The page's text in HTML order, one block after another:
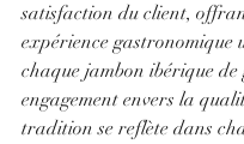
satisfaction du client,
expérience gastronomique
chaque jambon ibérique
engagement envers la
tradition se reflète dans